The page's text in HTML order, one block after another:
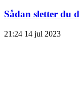
Sådan sletter du
21:24 14 jul 2023